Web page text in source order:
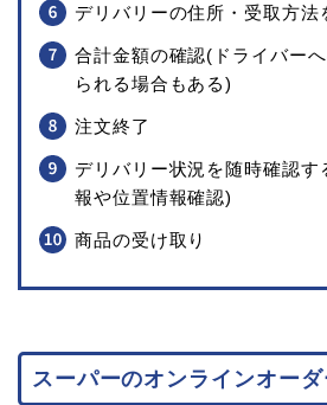
デリバリーの住所・受取方法
合計金額の確認(ドライバー
られる場合もある)
注文終了
デリバリー状況を随時確認す
報や位置情報確認)
商品の受け取り
スーパーのオンラインオーダ